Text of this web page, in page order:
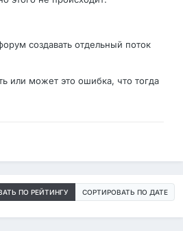
создавать отдельный поток
или может это ошибка, что тогда
ПО РЕЙТИНГУ СОРТИРОВАТЬ ПО ДАТЕ